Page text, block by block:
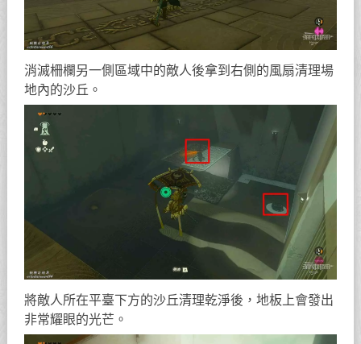
消滅柵欄另一側區域中的敵人後拿到右側的風扇清理場
地內的沙丘。
將敵人所在平臺下方的沙丘清理乾淨後，地板上會發出
非常耀眼的光芒。